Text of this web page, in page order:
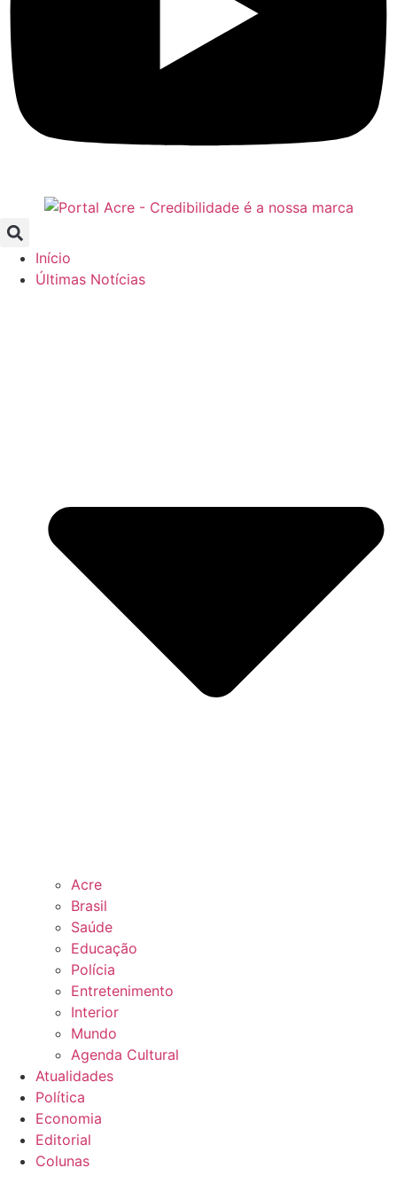
Início
Últimas Notícias
Acre
Brasil
Saúde
Educação
Polícia
Entretenimento
Interior
Mundo
Agenda Cultural
Atualidades
Política
Economia
Editorial
Colunas